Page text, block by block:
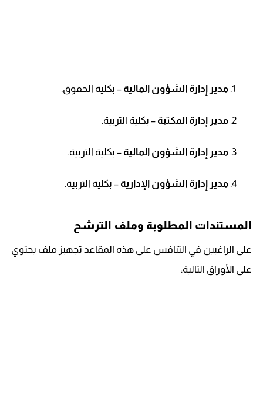
مدير إدارة الشؤون المالية – بكلية الحقوق.
مدير إدارة المكتبة – بكلية التربية.
مدير إدارة الشؤون المالية – بكلية التربية.
مدير إدارة الشؤون الإدارية – بكلية التربية.
المستندات المطلوبة وملف الترشح
على الراغبين في التنافس على هذه المقاعد تجهيز ملف يحتوي
على الأوراق التالية: